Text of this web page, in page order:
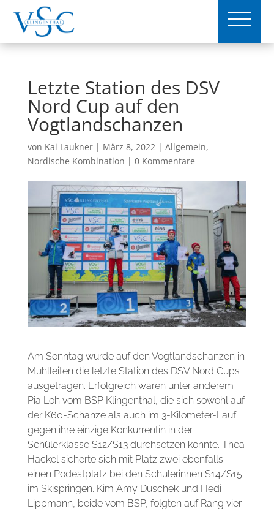
Letzte Station des DSV
Nord Cup auf den
Vogtlandschanzen
von Kai Laukner| März 8, 2022| Allgemein,
Nordische Kombination | 0 Kommentare
Am Sonntag wurde auf den Vogtlandschanzen in
Mühlleiten die letzte Station des DSV Nord Cups
ausgetragen. Erfolgreich waren unter anderem
Pia Loh vom BSP Klingenthal, die sich sowohl auf
der K60-Schanze als auch im 3-Kilometer-Lauf
gegen ihre einzige Konkurrentin in der
Schülerklasse S12/S13 durchsetzen konnte. Thea
Häckel sicherte sich mit Platz zwei ebenfalls
einen Podestplatz bei den Schülerinnen S14/S15
im Skispringen. Kim Amy Duschek und Hedi
Lippmann, beide vom BSP, folgten auf Rang vier